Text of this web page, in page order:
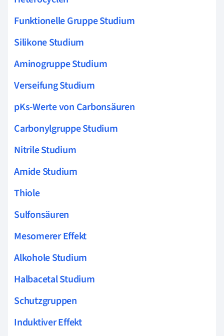
Funktionelle Gruppe Studium
Silikone Studium
Aminogruppe Studium
Verseifung Studium
pKs-Werte von Carbonsäuren
Carbonylgruppe Studium
Nitrile Studium
Amide Studium
Thiole
Sulfonsäuren
Mesomerer Effekt
Alkohole Studium
Halbacetal Studium
Schutzgruppen
Induktiver Effekt